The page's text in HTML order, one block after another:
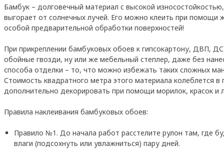
Бамбук – долговечный материал с высокой
выгорает от солнечных лучей. Его можно клеить при помощи
особой предварительной обработки поверхностей!
При прикреплении бамбуковых обоев к гипсокартону, ДВП,
обойные гвозди, ну или же мебельный степлер, даже без
способа отделки – то, что можно избежать таких сложных
Стоимость квадратного метра этого материала колеблется
дополнительно декорировать при помощи морилок, красок
Правила наклеивания бамбуковых обоев:
Правило №1. До начала работ расстелите рулон там, где
влаги (подсохнуть или увлажниться) пару дней.